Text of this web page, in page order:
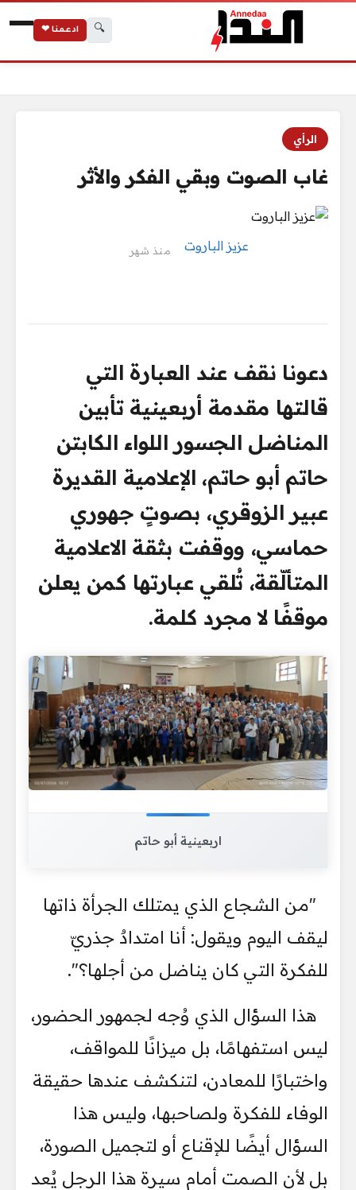
🔍 ادعمنا ❤
الرأي
غاب الصوت وبقي الفكر والأثر
عزيز الباروت منذ شهر
دعونا نقف عند العبارة التي
قالتها مقدمة أربعينية تأبين
المناضل الجسور اللواء الكابتن
حاتم أبو حاتم، الإعلامية القديرة
عبير الزوقري، بصوتٍ جهوري
حماسي، ووقفت بثقة الاعلامية
المتألّقة، تُلقي عبارتها كمن يعلن
موقفًا لا مجرد كلمة.
اربعينية أبو حاتم
"من الشجاع الذي يمتلك الجرأة ذاتها
ليقف اليوم ويقول: أنا امتدادٌ جذريّ
للفكرة التي كان يناضل من أجلها؟".
هذا السؤال الذي وُجه لجمهور الحضور،
ليس استفهامًا، بل ميزانًا للمواقف،
واختبارًا للمعادن، لتنكشف عندها حقيقة
الوفاء للفكرة ولصاحبها، وليس هذا
السؤال أيضًا للإقناع أو لتجميل الصورة،
بل لأن الصمت أمام سيرة هذا الرجل يُعد